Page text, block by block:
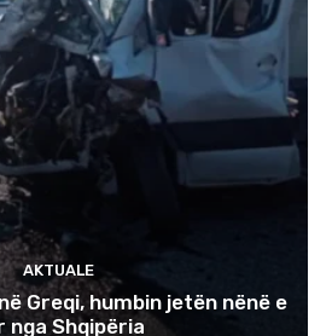
AKTUALE
Greqi, humbin jetën nënë e
nga Shqipëria